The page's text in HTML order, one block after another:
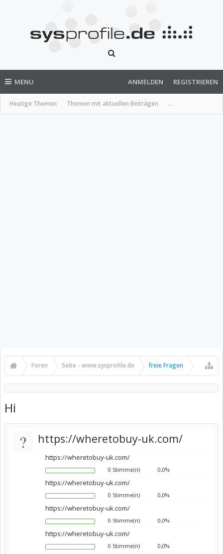
MENU
Heutige Themen Themen mit aktuellen Beiträgen ...
ANMELDEN REGISTRIEREN
Foren Seite - www.sysprofile.de freie Fragen
Hi
? https://wheretobuy-uk.com/
https://wheretobuy-uk.com/
0 Stimme(n) 0,0%
https://wheretobuy-uk.com/
0 Stimme(n) 0,0%
https://wheretobuy-uk.com/
0 Stimme(n) 0,0%
https://wheretobuy-uk.com/
0 Stimme(n) 0,0%